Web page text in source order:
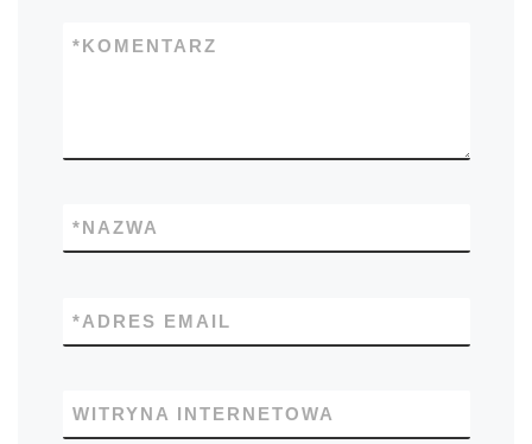
KOMENTARZ
*
NAZWA
*
ADRES EMAIL
*
WITRYNA INTERNETOWA